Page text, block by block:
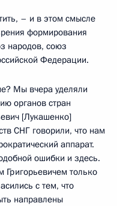
– и в этом смысле
формирования
народов, союз
Федерации.
Мы вчера уделяли
органов стран
[Лукашенко]
СНГ говорили, что нам
аппарат.
ошибки и здесь.
только
с тем, что
направлены